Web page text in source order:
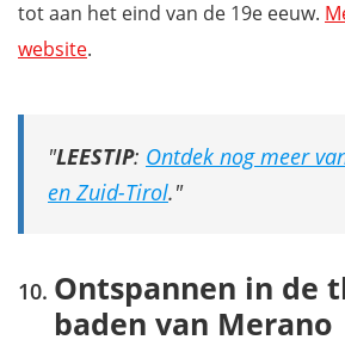
tot aan het eind van de 19e eeuw.
website.
LEESTIP: Ontdek nog meer
en Zuid-Tirol.
Ontspannen in de
baden van Merano